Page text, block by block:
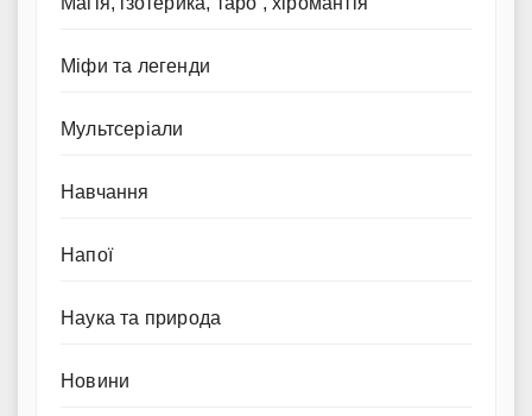
Міфи та легенди
Мультсеріали
Навчання
Напої
Наука та природа
Новини